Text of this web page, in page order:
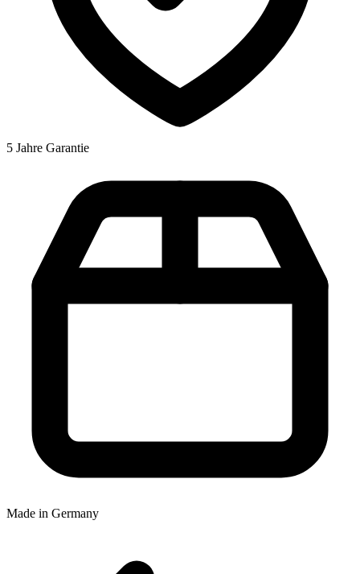
5 Jahre Garantie
Made in Germany